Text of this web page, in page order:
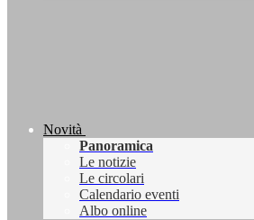
Novità
Panoramica
Le notizie
Le circolari
Calendario eventi
Albo online